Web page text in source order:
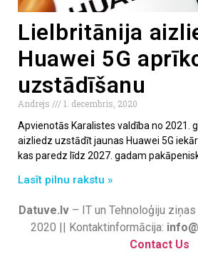
Lielbritānija
Huawei 5G
uzstādīšanu
Andrejs
1. decembris, 2020
Apvienotās Karalistes valdība no 2021.
aizliedz uzstādīt jaunas Huawei 5G
kas paredz līdz 2027. gadam
Lasīt pilnu rakstu »
Datuve.lv– IT un Tehnoloģiju
2020 || Kontaktinformācija:
Contact Us